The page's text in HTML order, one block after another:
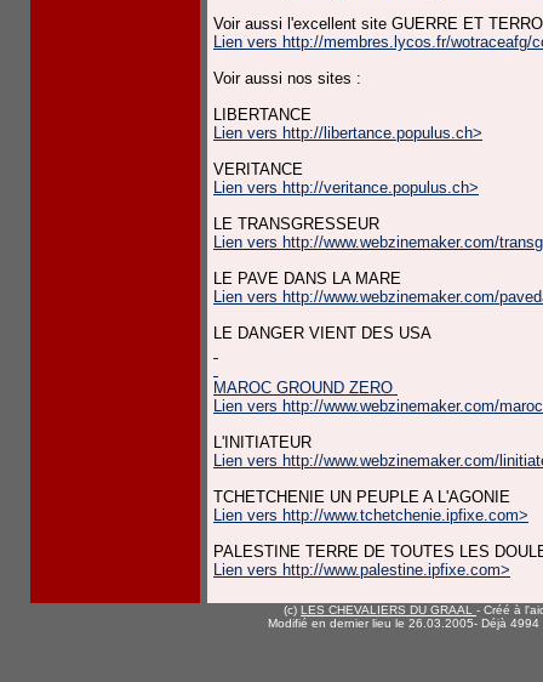
Voir aussi l'excellent site GUERRE ET
Lien vers http://membres.lycos.fr/wotraceafg/
Voir aussi nos sites :
LIBERTANCE
Lien vers http://libertance.populus.ch>
VERITANCE
Lien vers http://veritance.populus.ch>
LE TRANSGRESSEUR
Lien vers http://www.webzinemaker.com/
LE PAVE DANS LA MARE
Lien vers http://www.webzinemaker.com/
LE DANGER VIENT DES USA
MAROC GROUND ZERO
Lien vers http://www.webzinemaker.com/
L'INITIATEUR
Lien vers http://www.webzinemaker.com/
TCHETCHENIE UN PEUPLE A L'AGONIE
Lien vers http://www.tchetchenie.ipfixe.com>
PALESTINE TERRE DE TOUTES LES
Lien vers http://www.palestine.ipfixe.com>
(c) LES CHEVALIERS DU GRAAL - Créé à
Modifié en dernier lieu le 26.03.2005- Déjà 4994